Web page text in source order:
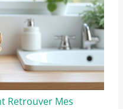
Retrouver Mes